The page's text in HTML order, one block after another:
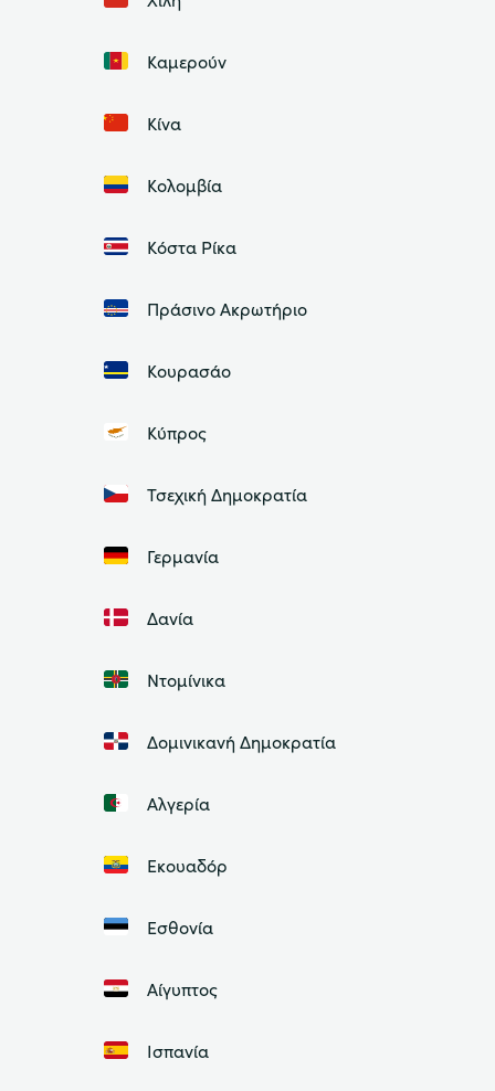
Καμερούν
Κίνα
Κολομβία
Κόστα Ρίκα
Πράσινο Ακρωτήριο
Κουρασάο
Κύπρος
Τσεχική Δημοκρατία
Γερμανία
Δανία
Ντομίνικα
Δομινικανή Δημοκρατία
Αλγερία
Εκουαδόρ
Εσθονία
Αίγυπτος
Ισπανία